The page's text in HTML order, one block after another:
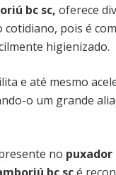
bc sc, oferece
cotidiano, pois é
higienizado.
e até mesmo
o um grande
no puxador